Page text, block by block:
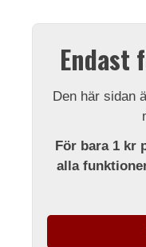
Endast
Den här sidan
För bara 1 kr
alla